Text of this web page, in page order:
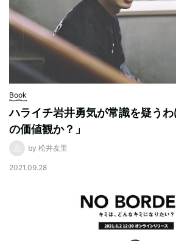
Book
ハライチ岩井勇気が常識を疑う
の価値観か？」
by 松井友里
2021.09.28